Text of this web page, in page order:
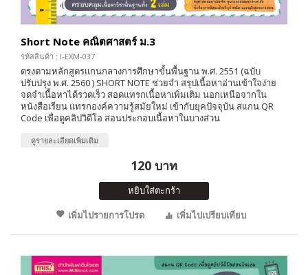
Short Note คณิตศาสตร์ ม.3
รหัสสินค้า : I-EXM-037
ตรงตามหลักสูตรแกนกลางการศึกษาขั้นพื้นฐาน พ.ศ. 2551 (ฉบับ
ปรับปรุง พ.ศ. 2560 ) SHORT NOTE ช่วยจำ สรุปเนื้อหาอ่านเข้าใจง่าย
จดจำเนื้อหาได้รวดเร็ว สอดแทรกเนื้อหาเพิ่มเติม นอกเหนือจากใน
หนังสือเรียน แทรกองค์ความรู้สมัยใหม่ เข้ากับยุคปัจจุบัน สแกน QR
Code เพื่อดูคลิปวิดีโอ สอนประกอบเนื้อหาในบางส่วน
ดูรายละเอียดเพิ่มเติม
120 บาท
หยิบใส่ตะกร้า
เพิ่มไปรายการโปรด
เพิ่มไปเปรียบเทียบ